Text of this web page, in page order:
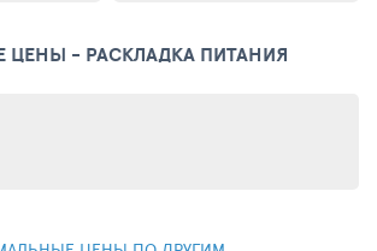
- РАСКЛАДКА ПИТАНИЯ